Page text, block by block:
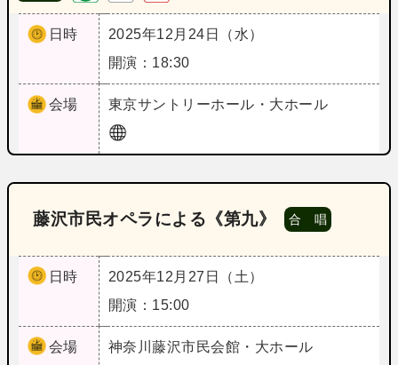
日時
2025年12月24日（水）
開演：18:30
会場 東京サントリーホール・大ホール
藤沢市民オペラによる《第九》 合 唱
日時
2025年12月27日（土）
開演：15:00
会場 神奈川藤沢市民会館・大ホール